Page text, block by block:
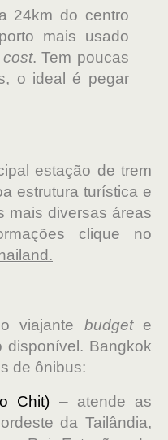
24km do centro
mais usado
. Tem poucas
o ideal é pegar
estação de trem
estrutura turística e
mais diversas áreas
clique no
.
viajante budgete
disponível. Bangkok
de ônibus:
Chit) – atende as
da Tailândia,